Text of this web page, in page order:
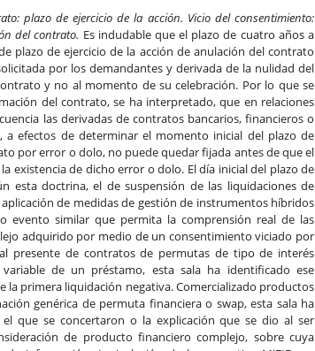
plazo de ejercicio de la acción. Vicio del consentimiento:
del contrato. Es indudable que el plazo de cuatro años a
plazo de ejercicio de la acción de anulación del contrato
por los demandantes y derivada de la nulidad del
y no al momento de su celebración. Por lo que se
del contrato, se ha interpretado, que en relaciones
las derivadas de contratos bancarios, financieros o
efectos de determinar el momento inicial del plazo de
por error o dolo, no puede quedar fijada antes de que el
existencia de dicho error o dolo. El día inicial del plazo de
esta doctrina, el de suspensión de las liquidaciones de
de medidas de gestión de instrumentos híbridos
evento similar que permita la comprensión real de las
adquirido por medio de un consentimiento viciado por
presente de contratos de permutas de tipo de interés
de un préstamo, esta sala ha identificado ese
la primera liquidación negativa. Comercializado productos
genérica de permuta financiera o swap, esta sala ha
que se concertaron o la explicación que se dio al ser
de producto financiero complejo, sobre cuya